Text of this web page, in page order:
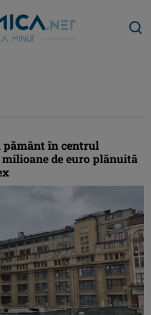
pământ în centrul
de euro plănuită